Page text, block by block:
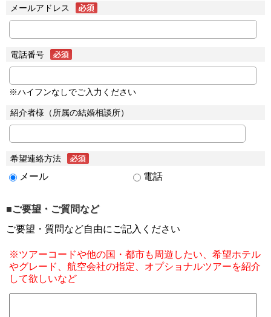
メールアドレス
電話番号
※ハイフンなしでご入力ください
紹介者様（所属の結婚相談所）
希望連絡方法
メール 電話
■ご要望・ご質問など
ご要望・質問など自由にご記入ください
※ツアーコードや他の国・都市も周遊したい、希望ホテル
やグレード、航空会社の指定、オプショナルツアーを紹介
して欲しいなど